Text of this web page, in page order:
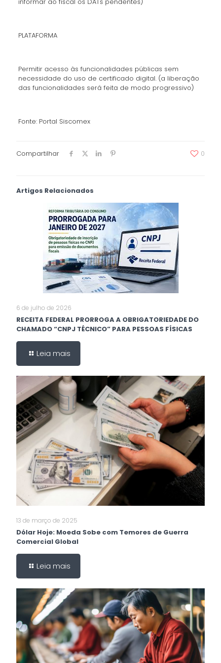
PLATAFORMA
Permitir acesso às funcionalidades públicas sem
necessidade do uso de certificado digital. (a liberação
das funcionalidades será feita de modo progressivo)
Fonte: Portal Siscomex
Compartilhar 0
Artigos Relacionados
6 de julho de 2026
RECEITA FEDERAL PRORROGA A OBRIGATORIEDADE DO
CHAMADO “CNPJ TÉCNICO” PARA PESSOAS FÍSICAS
Leia mais
13 de março de 2025
Dólar Hoje: Moeda Sobe com Temores de Guerra
Comercial Global
Leia mais